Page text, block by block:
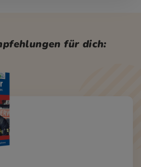
für dich: